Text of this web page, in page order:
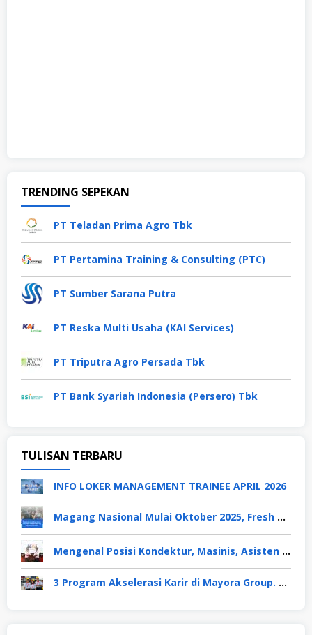
TRENDING SEPEKAN
PT Teladan Prima Agro Tbk
PT Pertamina Training & Consulting (PTC)
PT Sumber Sarana Putra
PT Reska Multi Usaha (KAI Services)
PT Triputra Agro Persada Tbk
PT Bank Syariah Indonesia (Persero) Tbk
TULISAN TERBARU
INFO LOKER MANAGEMENT TRAINEE APRIL 2026
Magang Nasional Mulai Oktober 2025, Fresh Graduate Dapat Gaji UMP Selama 6 Bulan
Mengenal Posisi Kondektur, Masinis, Asisten PPKA, Pemeliharaan Sarana dan Prasarana, Polsuska (Polisi Khusus Kereta Api), di PT KAI
3 Program Akselerasi Karir di Mayora Group. Apa Saja? Berikut Penjelasannya